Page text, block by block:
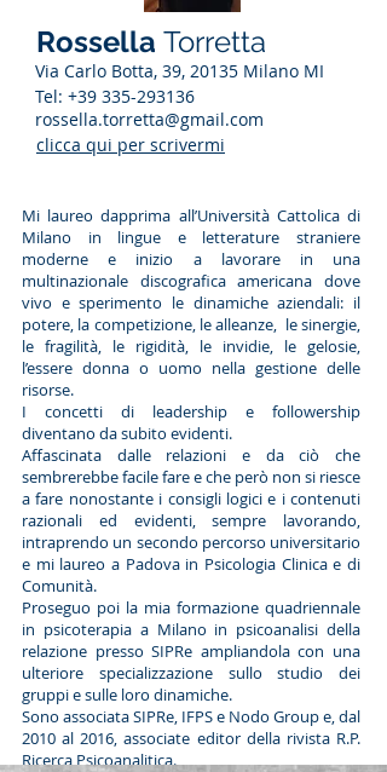
Rossella Torretta
Via Carlo Botta, 39, 20135 Milano MI
Tel: +39 335-293136
rossella.torretta@gmail.com
clicca qui per scrivermi
Mi laureo dapprima all’Università Cattolica di
Milano in lingue e letterature straniere
moderne e inizio a lavorare in una
multinazionale discografica americana dove
vivo e sperimento le dinamiche aziendali: il
potere, la competizione, le alleanze, le sinergie,
le fragilità, le rigidità, le invidie, le gelosie,
l’essere donna o uomo nella gestione delle
risorse.
I concetti di leadership e followership
diventano da subito evidenti.
Affascinata dalle relazioni e da ciò che
sembrerebbe facile fare e che però non si riesce
a fare nonostante i consigli logici e i contenuti
razionali ed evidenti, sempre lavorando,
intraprendo un secondo percorso universitario
e mi laureo a Padova in Psicologia Clinica e di
Comunità.
Proseguo poi la mia formazione quadriennale
in psicoterapia a Milano in psicoanalisi della
relazione presso SIPRe ampliandola con una
ulteriore specializzazione sullo studio dei
gruppi e sulle loro dinamiche.
Sono associata SIPRe, IFPS e Nodo Group e, dal
2010 al 2016, associate editor della rivista R.P.
Ricerca Psicoanalitica.